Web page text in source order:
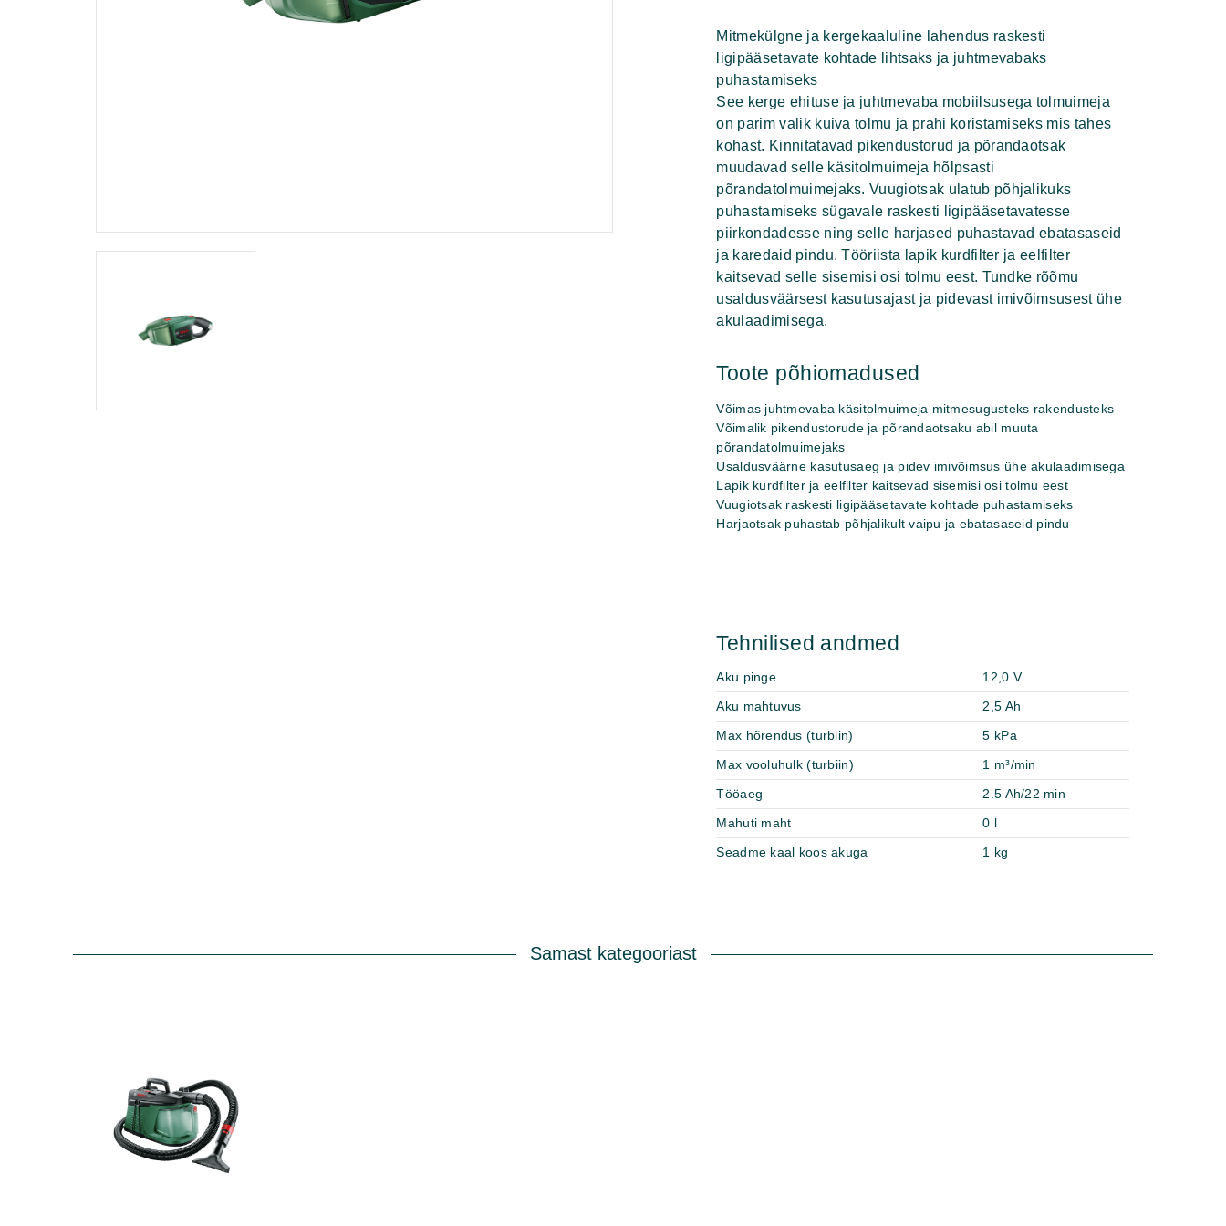
12
kogus
Mitmekülgne ja kergekaaluline lahendus raskesti
ligipääsetavate kohtade lihtsaks ja juhtmevabaks
puhastamiseks
See kerge ehituse ja juhtmevaba mobiilsusega tolmuimeja
on parim valik kuiva tolmu ja prahi koristamiseks mis tahes
kohast. Kinnitatavad pikendustorud ja põrandaotsak
muudavad selle käsitolmuimeja hõlpsasti
põrandatolmuimejaks. Vuugiotsak ulatub põhjalikuks
puhastamiseks sügavale raskesti ligipääsetavatesse
piirkondadesse ning selle harjased puhastavad ebatasaseid
ja karedaid pindu. Tööriista lapik kurdfilter ja eelfilter
kaitsevad selle sisemisi osi tolmu eest. Tundke rõõmu
usaldusväärsest kasutusajast ja pidevast imivõimsusest ühe
akulaadimisega.
Toote põhiomadused
Võimas juhtmevaba käsitolmuimeja mitmesugusteks rakendusteks
Võimalik pikendustorude ja põrandaotsaku abil muuta
põrandatolmuimejaks
Usaldusväärne kasutusaeg ja pidev imivõimsus ühe akulaadimisega
Lapik kurdfilter ja eelfilter kaitsevad sisemisi osi tolmu eest
Vuugiotsak raskesti ligipääsetavate kohtade puhastamiseks
Harjaotsak puhastab põhjalikult vaipu ja ebatasaseid pindu
Tehnilised andmed
Aku pinge
12,0 V
Aku mahtuvus
2,5 Ah
Max hõrendus (turbiin)
5 kPa
Max vooluhulk (turbiin)
1 m³/min
Tööaeg
2.5 Ah/22 min
Mahuti maht
0 l
Seadme kaal koos akuga
1 kg
Samast kategooriast